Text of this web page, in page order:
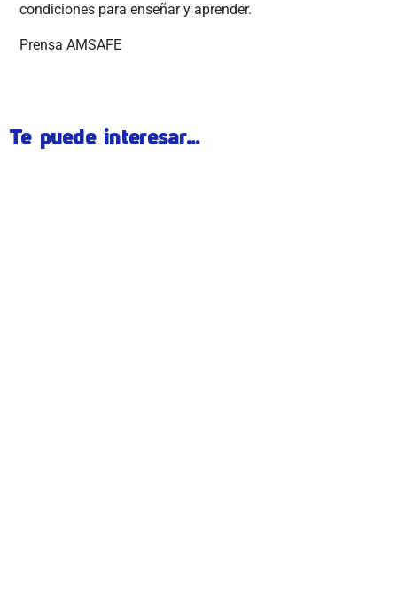
condiciones para enseñar y aprender.
Prensa AMSAFE
Te puede interesar...